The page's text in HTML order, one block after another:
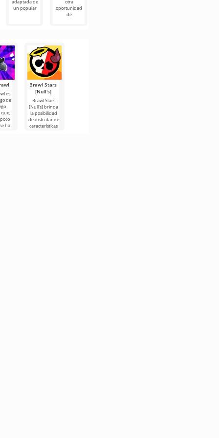
adaptada de
un popular
otra
oportunidad
de
es
de
ha
Brawl Stars
[Null's]
Brawl Stars
[Null's] brinda
la posibilidad
de disfrutar de
características